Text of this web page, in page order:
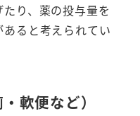
り、薬の投与量を
ると考えられてい
軟便など）